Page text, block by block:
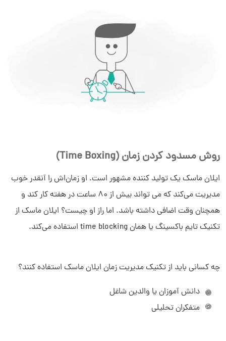
روش مسدود کردن زمان (Time Boxing)
ایلان ماسک یک تولید کننده مشهور است. او زمان‌اش را آنقدر خوب
مدیریت می‌کند که می تواند بیش از 80 ساعت در هفته کار کند و
همچنان وقت اضافی داشته باشد. اما راز او چیست؟ ایلان ماسک از
تکنیک تایم باکسینگ یا همان time blocking استفاده می‌کند.
چه کسانی باید از تکنیک مدیریت زمان ایلان ماسک استفاده کنند؟
دانش آموزان یا والدین شاغل
متفکران تحلیلی